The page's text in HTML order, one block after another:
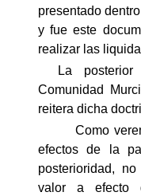
presentado
y fue este
realizar las
La
Comunidad
reitera dicha
Como
efectos de la
posterioridad,
valor a efecto